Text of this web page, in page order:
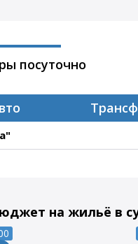
посуточно
на жильё в